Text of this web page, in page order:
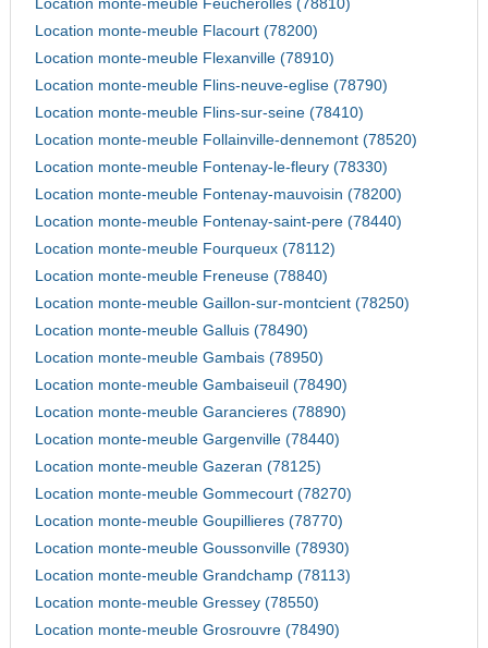
Location monte-meuble Feucherolles (78810)
Location monte-meuble Flacourt (78200)
Location monte-meuble Flexanville (78910)
Location monte-meuble Flins-neuve-eglise (78790)
Location monte-meuble Flins-sur-seine (78410)
Location monte-meuble Follainville-dennemont (78520)
Location monte-meuble Fontenay-le-fleury (78330)
Location monte-meuble Fontenay-mauvoisin (78200)
Location monte-meuble Fontenay-saint-pere (78440)
Location monte-meuble Fourqueux (78112)
Location monte-meuble Freneuse (78840)
Location monte-meuble Gaillon-sur-montcient (78250)
Location monte-meuble Galluis (78490)
Location monte-meuble Gambais (78950)
Location monte-meuble Gambaiseuil (78490)
Location monte-meuble Garancieres (78890)
Location monte-meuble Gargenville (78440)
Location monte-meuble Gazeran (78125)
Location monte-meuble Gommecourt (78270)
Location monte-meuble Goupillieres (78770)
Location monte-meuble Goussonville (78930)
Location monte-meuble Grandchamp (78113)
Location monte-meuble Gressey (78550)
Location monte-meuble Grosrouvre (78490)